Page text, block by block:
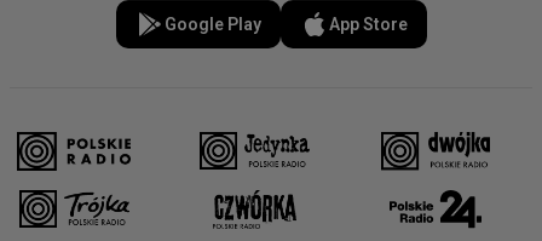
Google Play App Store